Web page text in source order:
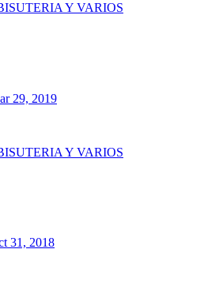
Y VARIOS
29, 2019
Y VARIOS
31, 2018